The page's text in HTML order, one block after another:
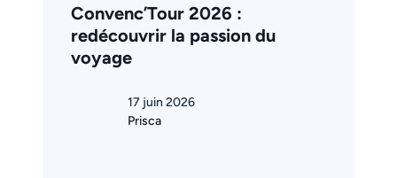
Convenc’Tour 2026 :
redécouvrir la passion du
voyage
17 juin 2026
Prisca